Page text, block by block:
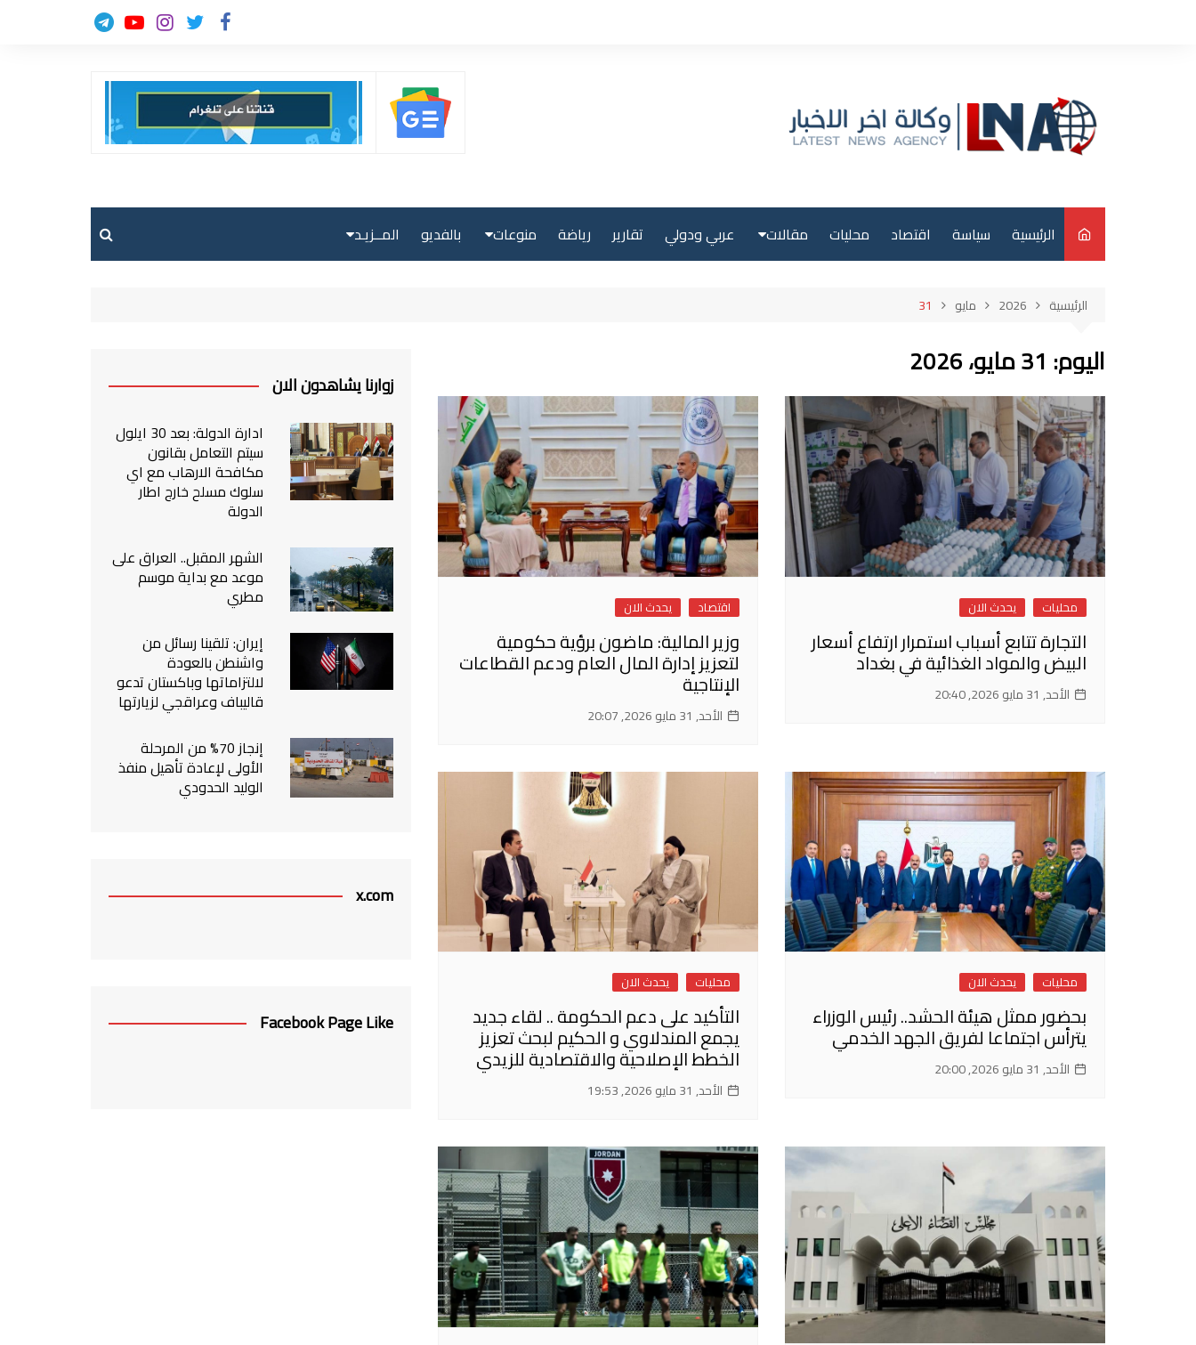
الرئيسية سياسة اقتصاد محليات مقالات عربي ودولي تقارير رياضة منوعات
فن وثقافة
بالفديو المــزيـد
من نحن
اتصل بنا
الرئيسية 2026 مايو 31
اليوم: 31 مايو، 2026
محليات يحدث الان
التجارة تتابع أسباب استمرار ارتفاع أسعار
البيض والمواد الغذائية في بغداد
الأحد, 31 مايو 2026, 20:40
اقتصاد يحدث الان
وزير المالية: ماضون برؤية حكومية
لتعزيز إدارة المال العام ودعم القطاعات
الإنتاجية
الأحد, 31 مايو 2026, 20:07
محليات يحدث الان
بحضور ممثل هيئة الحشد.. رئيس الوزراء
يترأس اجتماعا لفريق الجهد الخدمي
الأحد, 31 مايو 2026, 20:00
محليات يحدث الان
التأكيد على دعم الحكومة .. لقاء جديد
يجمع المندلاوي و الحكيم لبحث تعزيز
الخطط الإصلاحية والاقتصادية للزيدي
الأحد, 31 مايو 2026, 19:53
زوارنا يشاهدون الان
ادارة الدولة: بعد 30 ايلول
سيتم التعامل بقانون
مكافحة الارهاب مع اي
سلوك مسلح خارج اطار
الدولة
الشهر المقبل.. العراق على
موعد مع بداية موسم
مطري
إيران: تلقينا رسائل من
واشنطن بالعودة
لالتزاماتها وباكستان تدعو
قاليباف وعراقجي لزيارتها
إنجاز 70% من المرحلة
الأولى لإعادة تأهيل منفذ
الوليد الحدودي
x.com
Facebook Page Like